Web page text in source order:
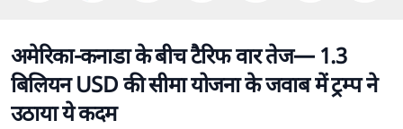
अमेरिका-कनाडा के बीच टैरिफ वार तेज— 1.3
बिलियन USD की सीमा योजना के जवाब में ट्रम्प ने
उठाया ये कदम